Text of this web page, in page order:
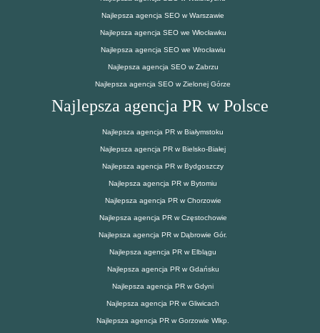
Najlepsza agencja SEO w Warszawie
Najlepsza agencja SEO we Włocławku
Najlepsza agencja SEO we Wrocławiu
Najlepsza agencja SEO w Zabrzu
Najlepsza agencja SEO w Zielonej Górze
Najlepsza agencja PR w Polsce
Najlepsza agencja PR w Białymstoku
Najlepsza agencja PR w Bielsko-Białej
Najlepsza agencja PR w Bydgoszczy
Najlepsza agencja PR w Bytomiu
Najlepsza agencja PR w Chorzowie
Najlepsza agencja PR w Częstochowie
Najlepsza agencja PR w Dąbrowie Gór.
Najlepsza agencja PR w Elblągu
Najlepsza agencja PR w Gdańsku
Najlepsza agencja PR w Gdyni
Najlepsza agencja PR w Gliwicach
Najlepsza agencja PR w Gorzowie Wlkp.